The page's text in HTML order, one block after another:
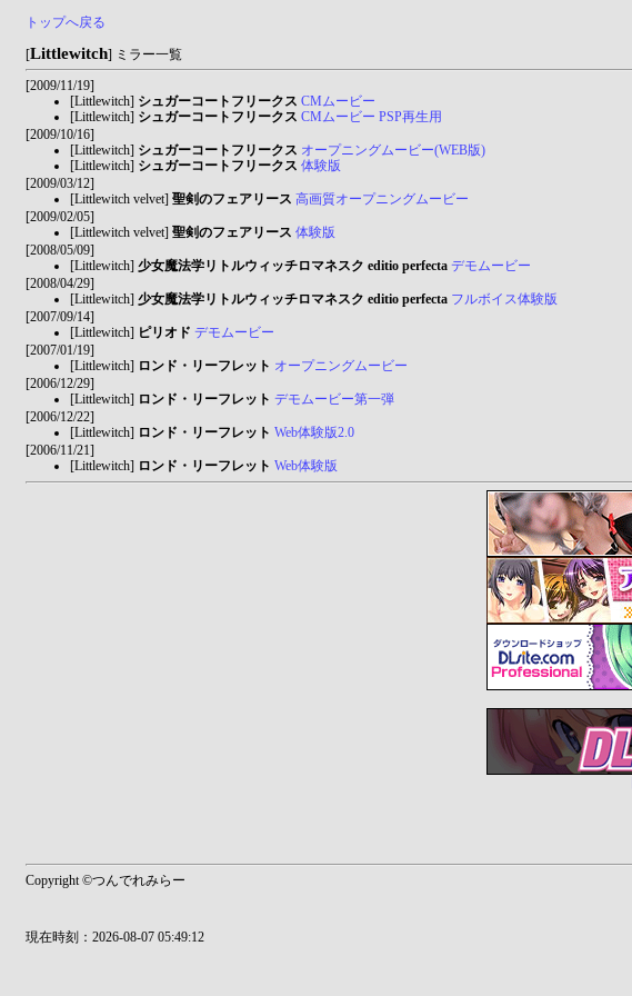
トップへ戻る
[Littlewitch] ミラー一覧
[2009/11/19]
[Littlewitch] シュガーコートフリークス CMムービー
[Littlewitch] シュガーコートフリークス CMムービー PSP再生用
[2009/10/16]
[Littlewitch] シュガーコートフリークス オープニングムービー(WEB版)
[Littlewitch] シュガーコートフリークス 体験版
[2009/03/12]
[Littlewitch velvet] 聖剣のフェアリース 高画質オープニングムービー
[2009/02/05]
[Littlewitch velvet] 聖剣のフェアリース 体験版
[2008/05/09]
[Littlewitch] 少女魔法学リトルウィッチロマネスク editio perfecta デモムービー
[2008/04/29]
[Littlewitch] 少女魔法学リトルウィッチロマネスク editio perfecta フルボイス体験版
[2007/09/14]
[Littlewitch] ピリオド デモムービー
[2007/01/19]
[Littlewitch] ロンド・リーフレット オープニングムービー
[2006/12/29]
[Littlewitch] ロンド・リーフレット デモムービー第一弾
[2006/12/22]
[Littlewitch] ロンド・リーフレット Web体験版2.0
[2006/11/21]
[Littlewitch] ロンド・リーフレット Web体験版
Copyright ©つんでれみらー
現在時刻：2026-08-07 05:49:12